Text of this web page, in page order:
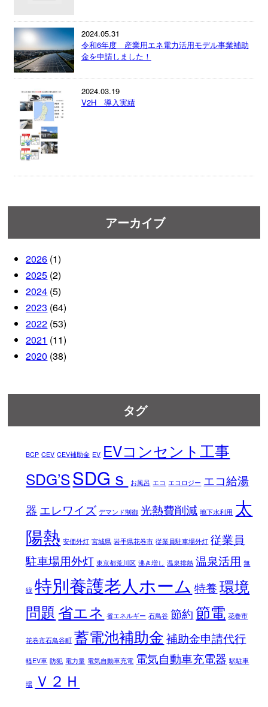
2024.05.31
令和6年度 産業用エネ電力活用モデル事業補助
金を申請しました！
2024.03.19
V2H 導入実績
アーカイブ
2026 (1)
2025 (2)
2024 (5)
2023 (64)
2022 (53)
2021 (11)
2020 (38)
タグ
BCP CEV CEV補助金 EV EVコンセント工事
SDG’SSDGｓ お風呂 エコ エコロジー エコ給湯
器 エレワイズ デマンド制御 光熱費削減 地下水利用 太
陽熱 安価外灯 宮城県 岩手県花巻市 従業員駐車場外灯 従業員
駐車場用外灯 東京都荒川区 沸き増し 温泉排熱 温泉活用 無
線 特別養護老人ホーム 特養 環境
問題 省エネ 省エネルギー 石鳥谷 節約 節電 花巻市
花巻市石鳥谷町 蓄電池補助金 補助金申請代行
軽EV車 防犯 電力量 電気自動車充電 電気自動車充電器 駅駐車
場 Ｖ２Ｈ